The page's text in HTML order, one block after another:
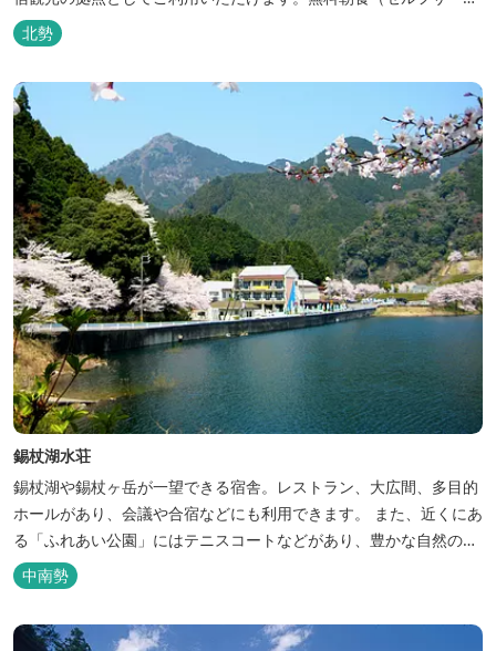
ス）、無料駐車場付で低価格な高機能ホテルです。
北勢
錫杖湖水荘
錫杖湖や錫杖ヶ岳が一望できる宿舎。レストラン、大広間、多目的
ホールがあり、会議や合宿などにも利用できます。 また、近くにあ
る「ふれあい公園」にはテニスコートなどがあり、豊かな自然の中
でのびのびと楽しむことができます。
中南勢